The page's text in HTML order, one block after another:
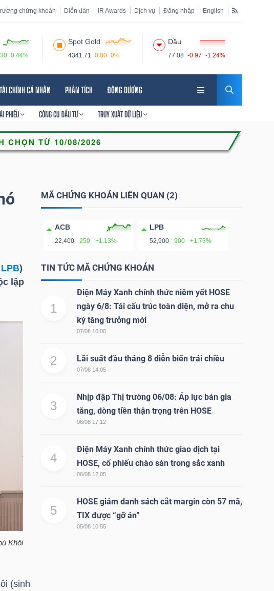
chứng khoán Diễn đàn IR Awards Dịch vụ Đăng nhập English
0.44%
Spot Gold
4341.71 0.00 0%
Dầu
77.08 -0.97 -1.24%
TÀI CHÍNH CÁ NHÂN PHÂN TÍCH ĐÔNG DƯƠNG
PHIẾU CÔNG CỤ ĐẦU TƯ TRUY XUẤT DỮ LIỆU
LPB)
lập
Khôi
(sinh
MÃ CHỨNG KHOÁN LIÊN QUAN (2)
ACB
22,400 250 +1.13%
LPB
52,900 900 +1.73%
TIN TỨC MÃ CHỨNG KHOÁN
1
Điện Máy Xanh chính thức niêm yết HOSE
ngày 6/8: Tái cấu trúc toàn diện, mở ra chu
kỳ tăng trưởng mới
07/08 16:00
2 Lãi suất đầu tháng 8 diễn biến trái chiều
07/08 14:05
3
Nhịp đập Thị trường 06/08: Áp lực bán gia
tăng, dòng tiền thận trọng trên HOSE
06/08 17:12
4
Điện Máy Xanh chính thức giao dịch tại
HOSE, cổ phiếu chào sàn trong sắc xanh
06/08 12:05
5
HOSE giảm danh sách cắt margin còn 57 mã,
TIX được “gỡ án”
05/08 10:55